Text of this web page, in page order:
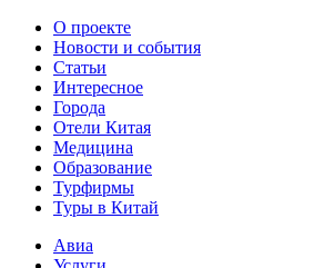
О проекте
Новости и события
Статьи
Интересное
Города
Отели Китая
Медицина
Образование
Турфирмы
Туры в Китай
Авиа